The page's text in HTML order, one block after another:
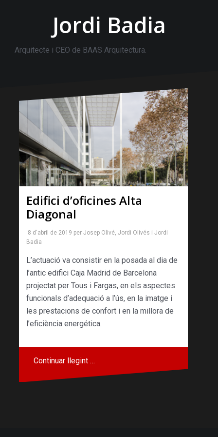
Jordi Badia
Arquitecte i CEO de BAAS Arquitectura.
Edifici d’oficines Alta
Diagonal
8 d'abril de 2019 per Josep Olivé, Jordi Olivés i Jordi
Badia
L’actuació va consistir en la posada al dia de
l’antic edifici Caja Madrid de Barcelona
projectat per Tous i Fargas, en els aspectes
funcionals d’adequació a l’ús, en la imatge i
les prestacions de confort i en la millora de
l’eficiència energética.
Continuar llegint …